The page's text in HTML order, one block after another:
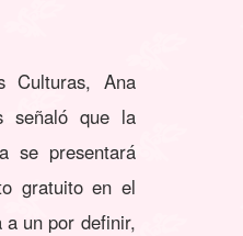
Culturas, Ana
señaló que la
se presentará
gratuito en el
a un por definir,